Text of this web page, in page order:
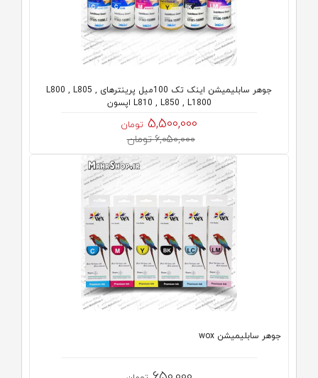
جوهر سابلیمیشن اینک تک 100میل پرینترهای L800 , L805 ,
L810 , L850 , L1800 اپسون
5,500,000 تومان
6,050,000 تومان
جوهر سابلیمیشن wox